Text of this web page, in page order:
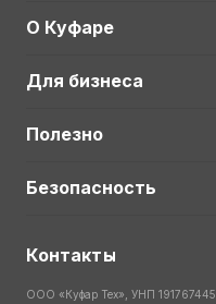
О Куфаре
Для бизнеса
Полезно
Безопасность
Контакты
ООО «Куфар Тех», УНП 191767445